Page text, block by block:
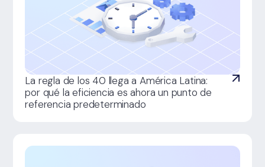
La regla de los 40 llega a América Latina:
por qué la eficiencia es ahora un punto de
referencia predeterminado